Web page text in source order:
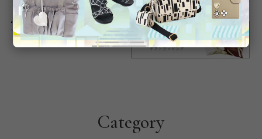
返品について
Category